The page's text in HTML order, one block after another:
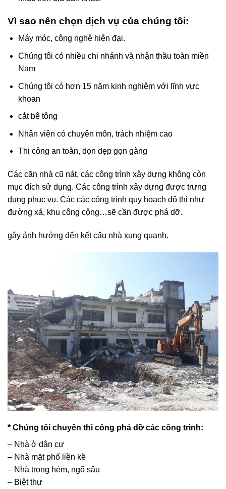
Vì sao nên chọn dịch vụ của chúng tôi:
Máy móc, công nghệ hiện đại.
Chúng tôi có nhiều chi nhánh và nhận thầu toàn miền
Nam
Chúng tôi có hơn 15 năm kinh nghiệm với lĩnh vực
khoan
cắt bê tông
Nhân viên có chuyên môn, trách nhiệm cao
Thi công an toàn, dọn dẹp gọn gàng
Các căn nhà cũ nát, các công trình xây dựng không còn
mục đích sử dụng. Các công trình xây dựng được trưng
dụng phục vụ. Các các công trình quy hoạch đô thị như
đường xá, khu công cộng…sẽ cần được phá dỡ.
gây ảnh hưởng đến kết cấu nhà xung quanh.
* Chúng tôi chuyên thi công phá dỡ các công trình:
– Nhà ở dân cư
– Nhà mặt phố liền kề
– Nhà trong hẻm, ngõ sâu
– Biệt thự